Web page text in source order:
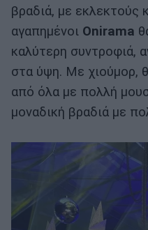
βραδιά, με εκλεκτούς
αγαπημένοι Onirama
καλύτερη συντροφιά,
στα ύψη. Με χιούμορ,
από όλα με πολλή
μοναδική βραδιά με